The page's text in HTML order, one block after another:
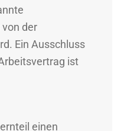
von der
Ein Ausschluss
ist
einen